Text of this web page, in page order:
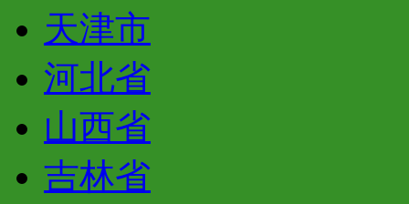
天津市
河北省
山西省
吉林省